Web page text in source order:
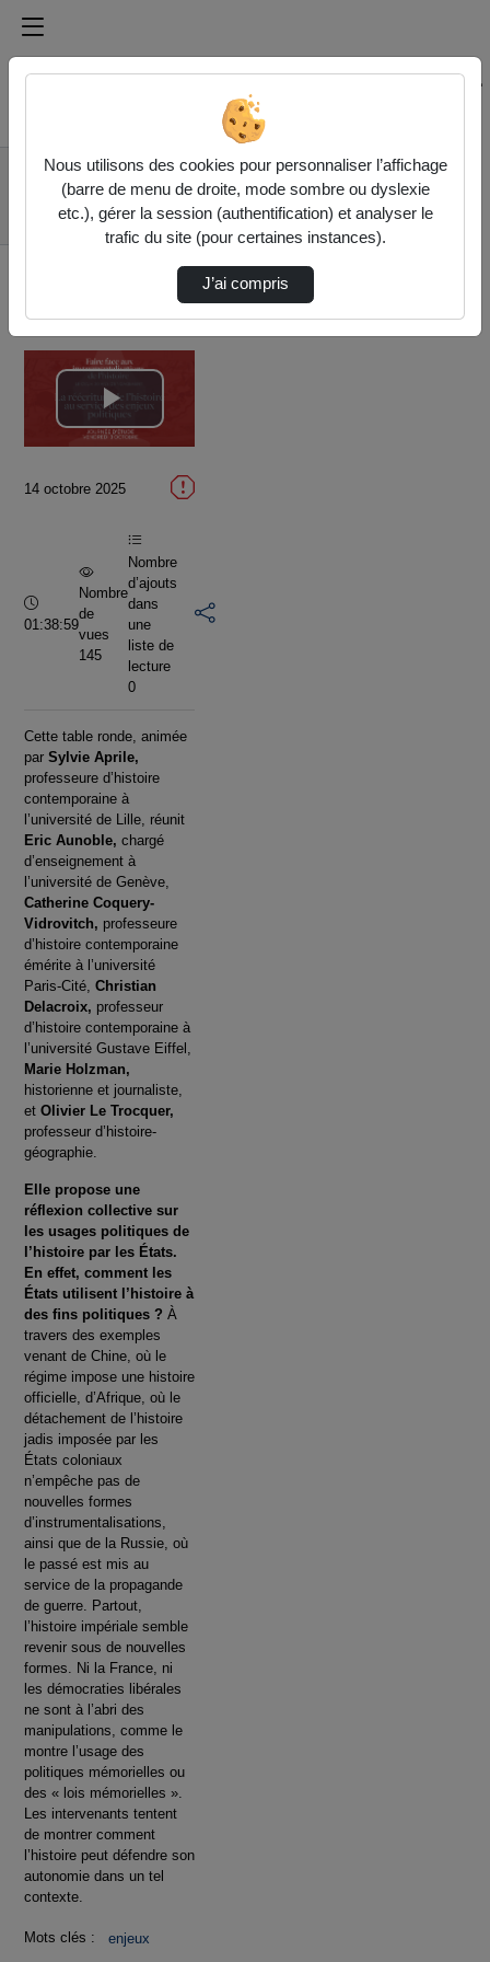
Médiathèque de l'université Paris
Rechercher un média sur Médiathèque de l'université
Accueil
Vidéos
2. La réécriture de
l’histoire au service
Lire
la
vidéo
14 octobre 2025
Durée :
01:38:59
Nombre
de
vues
145
Nombre
d’ajouts
dans
une
liste de
lecture
0
Cette table ronde, animée
par Sylvie Aprile,
professeure d’histoire
contemporaine à
l’université de Lille, réunit
Eric Aunoble, chargé
d’enseignement à
l’université de Genève,
Catherine Coquery-
Vidrovitch, professeure
d’histoire contemporaine
émérite à l’université
Paris-Cité, Christian
Delacroix, professeur
d’histoire contemporaine à
l’université Gustave Eiffel,
Marie Holzman,
historienne et journaliste,
et Olivier Le Trocquer,
professeur d’histoire-
géographie.
Elle propose une
réflexion collective sur
les usages politiques de
l’histoire par les États.
En effet, comment les
États utilisent l’histoire à
des ﬁns politiques ? À
travers des exemples
venant de Chine, où le
régime impose une histoire
officielle, d’Afrique, où le
détachement de l’histoire
jadis imposée par les
États coloniaux
n’empêche pas de
nouvelles formes
d’instrumentalisations,
ainsi que de la Russie, où
le passé est mis au
service de la propagande
de guerre. Partout,
l’histoire impériale semble
revenir sous de nouvelles
formes. Ni la France, ni
les démocraties libérales
ne sont à l’abri des
manipulations, comme le
montre l’usage des
politiques mémorielles ou
des « lois mémorielles ».
Les intervenants tentent
de montrer comment
l’histoire peut défendre son
autonomie dans un tel
contexte.
Mots clés :
enjeux
Nous utilisons des cookies pour personnaliser l’affichage
(barre de menu de droite, mode sombre ou dyslexie
etc.), gérer la session (authentification) et analyser le
trafic du site (pour certaines instances).
J’ai compris